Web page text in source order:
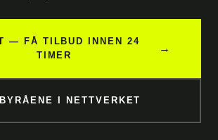
— FÅ TILBUD INNEN 24
TIMER
→
I NETTVERKET